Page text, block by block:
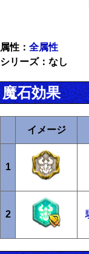
属性： 全属性
シリーズ：なし
魔石効果
イメージ
1
2